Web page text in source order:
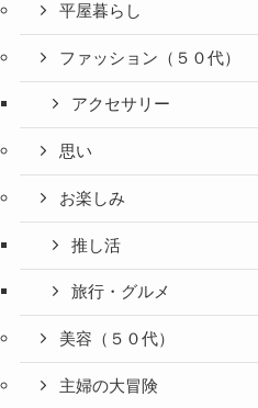
平屋暮らし
ファッション（５０代）
アクセサリー
思い
お楽しみ
推し活
旅行・グルメ
美容（５０代）
主婦の大冒険